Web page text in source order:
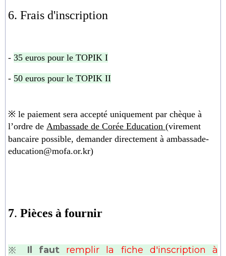
6. Frais d'inscription
- 35 euros pour le TOPIK I
- 50 euros pour le TOPIK II
※ le paiement sera accepté uniquement par chèque à
l’ordre de Ambassade de Corée Education (virement
bancaire possible, demander directement à ambassade-
education@mofa.or.kr)
7. Pièces à fournir
※ Il faut remplir la fiche d'inscription à